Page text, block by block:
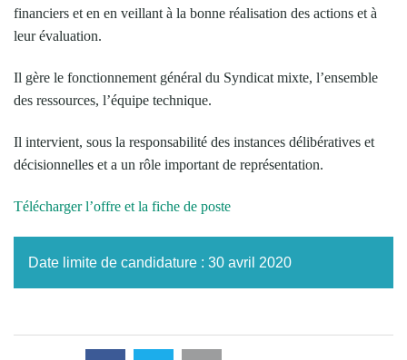
financiers et en en veillant à la bonne réalisation des actions et à
leur évaluation.
Il gère le fonctionnement général du Syndicat mixte, l’ensemble
des ressources, l’équipe technique.
Il intervient, sous la responsabilité des instances délibératives et
décisionnelles et a un rôle important de représentation.
Télécharger l’offre et la fiche de poste
Date limite de candidature : 30 avril 2020